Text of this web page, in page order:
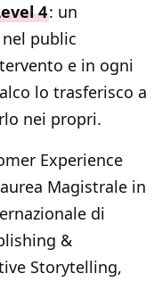
4: un
public
e in ogni
lo trasferisco a
nei propri.
Experience
Magistrale in
di
&
Storytelling,